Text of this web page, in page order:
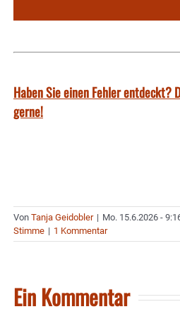
Haben Sie einen Fehler entdeckt?
gerne!
Von Tanja Geidobler | Mo. 15.6.2026 -
Stimme | 1 Kommentar
Ein Kommentar